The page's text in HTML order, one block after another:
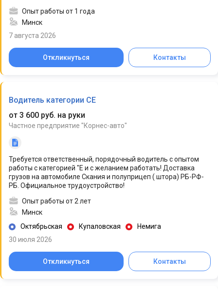
Опыт работы от 1 года
Минск
7 августа 2026
Откликнуться Контакты
Водитель категории CE
от 3 600 руб. на руки
Частное предприятие "Корнес-авто"
Требуется ответственный, порядочный водитель с опытом
работы с категорией "Е и с желанием работать! Доставка
грузов на автомобиле Скания и полуприцеп ( штора) РБ-РФ-
РБ. Официальное трудоустройство!
Опыт работы от 2 лет
Минск
Октябрьская
Купаловская
Немига
30 июля 2026
Откликнуться Контакты